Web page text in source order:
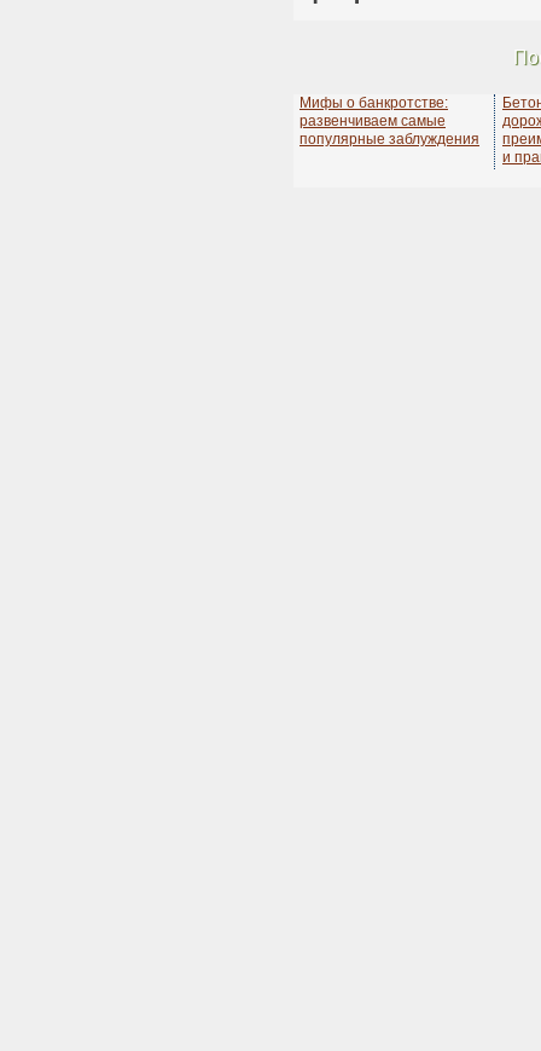
Мифы о банкротстве:
развенчиваем самые
популярные заблуждения
и